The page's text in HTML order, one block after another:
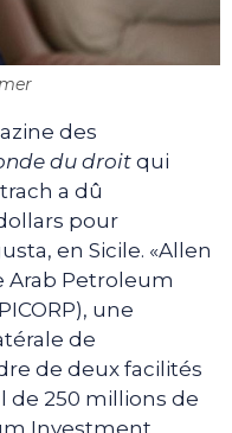
des
du droit qui
a dû
pour
en Sicile. «Allen
Arab Petroleum
une
de
de deux facilités
de 250 millions de
Investment